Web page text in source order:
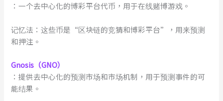
：一个去中心化的博彩平台代币，用于在线赌博游戏。
记忆法：这些币是“区块链的竞猜和博彩平台”，用来预测
和押注。
Gnosis（GNO）
：提供去中心化的预测市场和市场机制，用于预测事件的可
能结果。